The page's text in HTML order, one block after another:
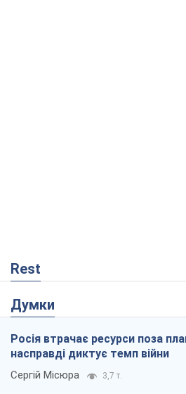
Rest
Думки
Росія втрачає ресурси поза
насправді диктує темп війни
Сергій Місюра 3,7 т.